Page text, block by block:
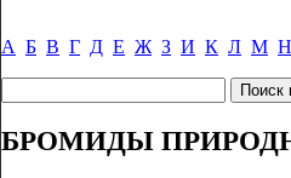
А Б В Г Д Е Ж З И К Л М Н
БРОМИДЫ